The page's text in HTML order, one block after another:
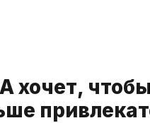
хочет,